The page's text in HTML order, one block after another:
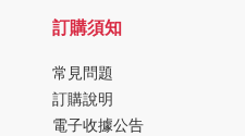
訂購須知
常見問題
訂購說明
電子收據公告